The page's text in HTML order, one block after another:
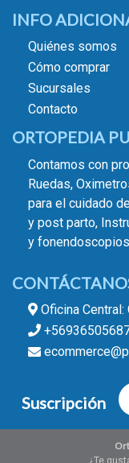
INFO
Quiénes somos
Cómo comprar
Sucursales
Contacto
ORTOPEDIA
Contamos con
Ruedas,
para el cuidado
y post parto,
y
Oficina
Suscripción
¿Te